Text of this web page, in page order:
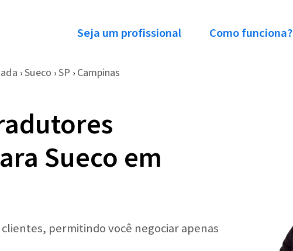
Seja um profissional Como funciona?
› Sueco › SP › Campinas
Sueco em
permitindo você negociar apenas